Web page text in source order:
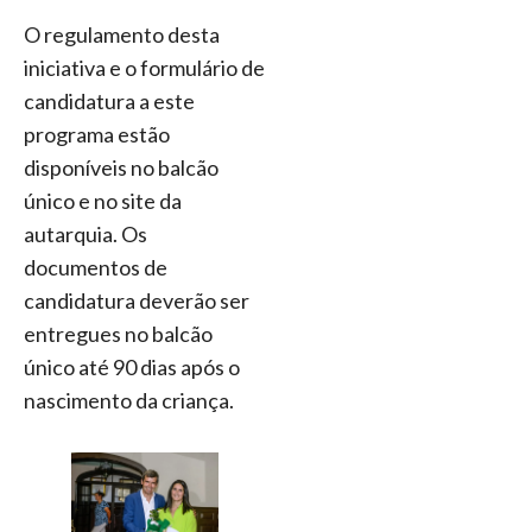
O regulamento desta
iniciativa e o formulário de
candidatura a este
programa estão
disponíveis no balcão
único e no site da
autarquia. Os
documentos de
candidatura deverão ser
entregues no balcão
único até 90 dias após o
nascimento da criança.